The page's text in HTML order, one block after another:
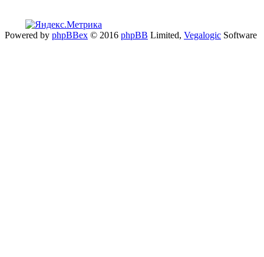
Powered by phpBBex © 2016 phpBB Limited, Vegalogic Software